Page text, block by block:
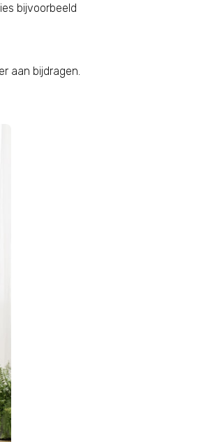
bijvoorbeeld
aan bijdragen.